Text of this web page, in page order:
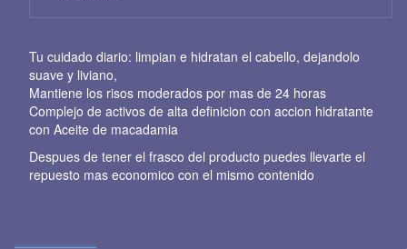
Tu cuidado diario: limpian e hidratan el cabello, dejandolo
suave y liviano,
Mantiene los risos moderados por mas de 24 horas
Complejo de activos de alta definicion con accion hidratante
con Aceite de macadamia
Despues de tener el frasco del producto puedes llevarte el
repuesto mas economico con el mismo contenido